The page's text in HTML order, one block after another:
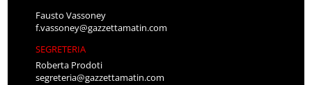
Fausto Vassoney
f.vassoney@gazzettamatin.com
SEGRETERIA
Roberta Prodoti
segreteria@gazzettamatin.com